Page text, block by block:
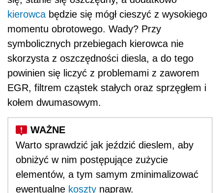
kierowca będzie się mógł cieszyć z wysokiego
momentu obrotowego. Wady? Przy
symbolicznych przebiegach kierowca nie
skorzysta z oszczędności diesla, a do tego
powinien się liczyć z problemami z zaworem
EGR, filtrem cząstek stałych oraz sprzęgłem i
kołem dwumasowym.
Warto sprawdzić jak jeździć dieslem, aby
obniżyć w nim postępujące zużycie
elementów, a tym samym zminimalizować
ewentualne koszty napraw.